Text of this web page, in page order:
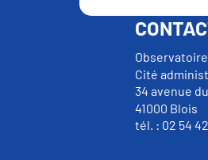
Cité
34 avenue
41000 Blois
tél. : 02 54